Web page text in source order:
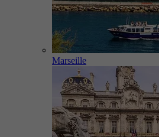
Marseille